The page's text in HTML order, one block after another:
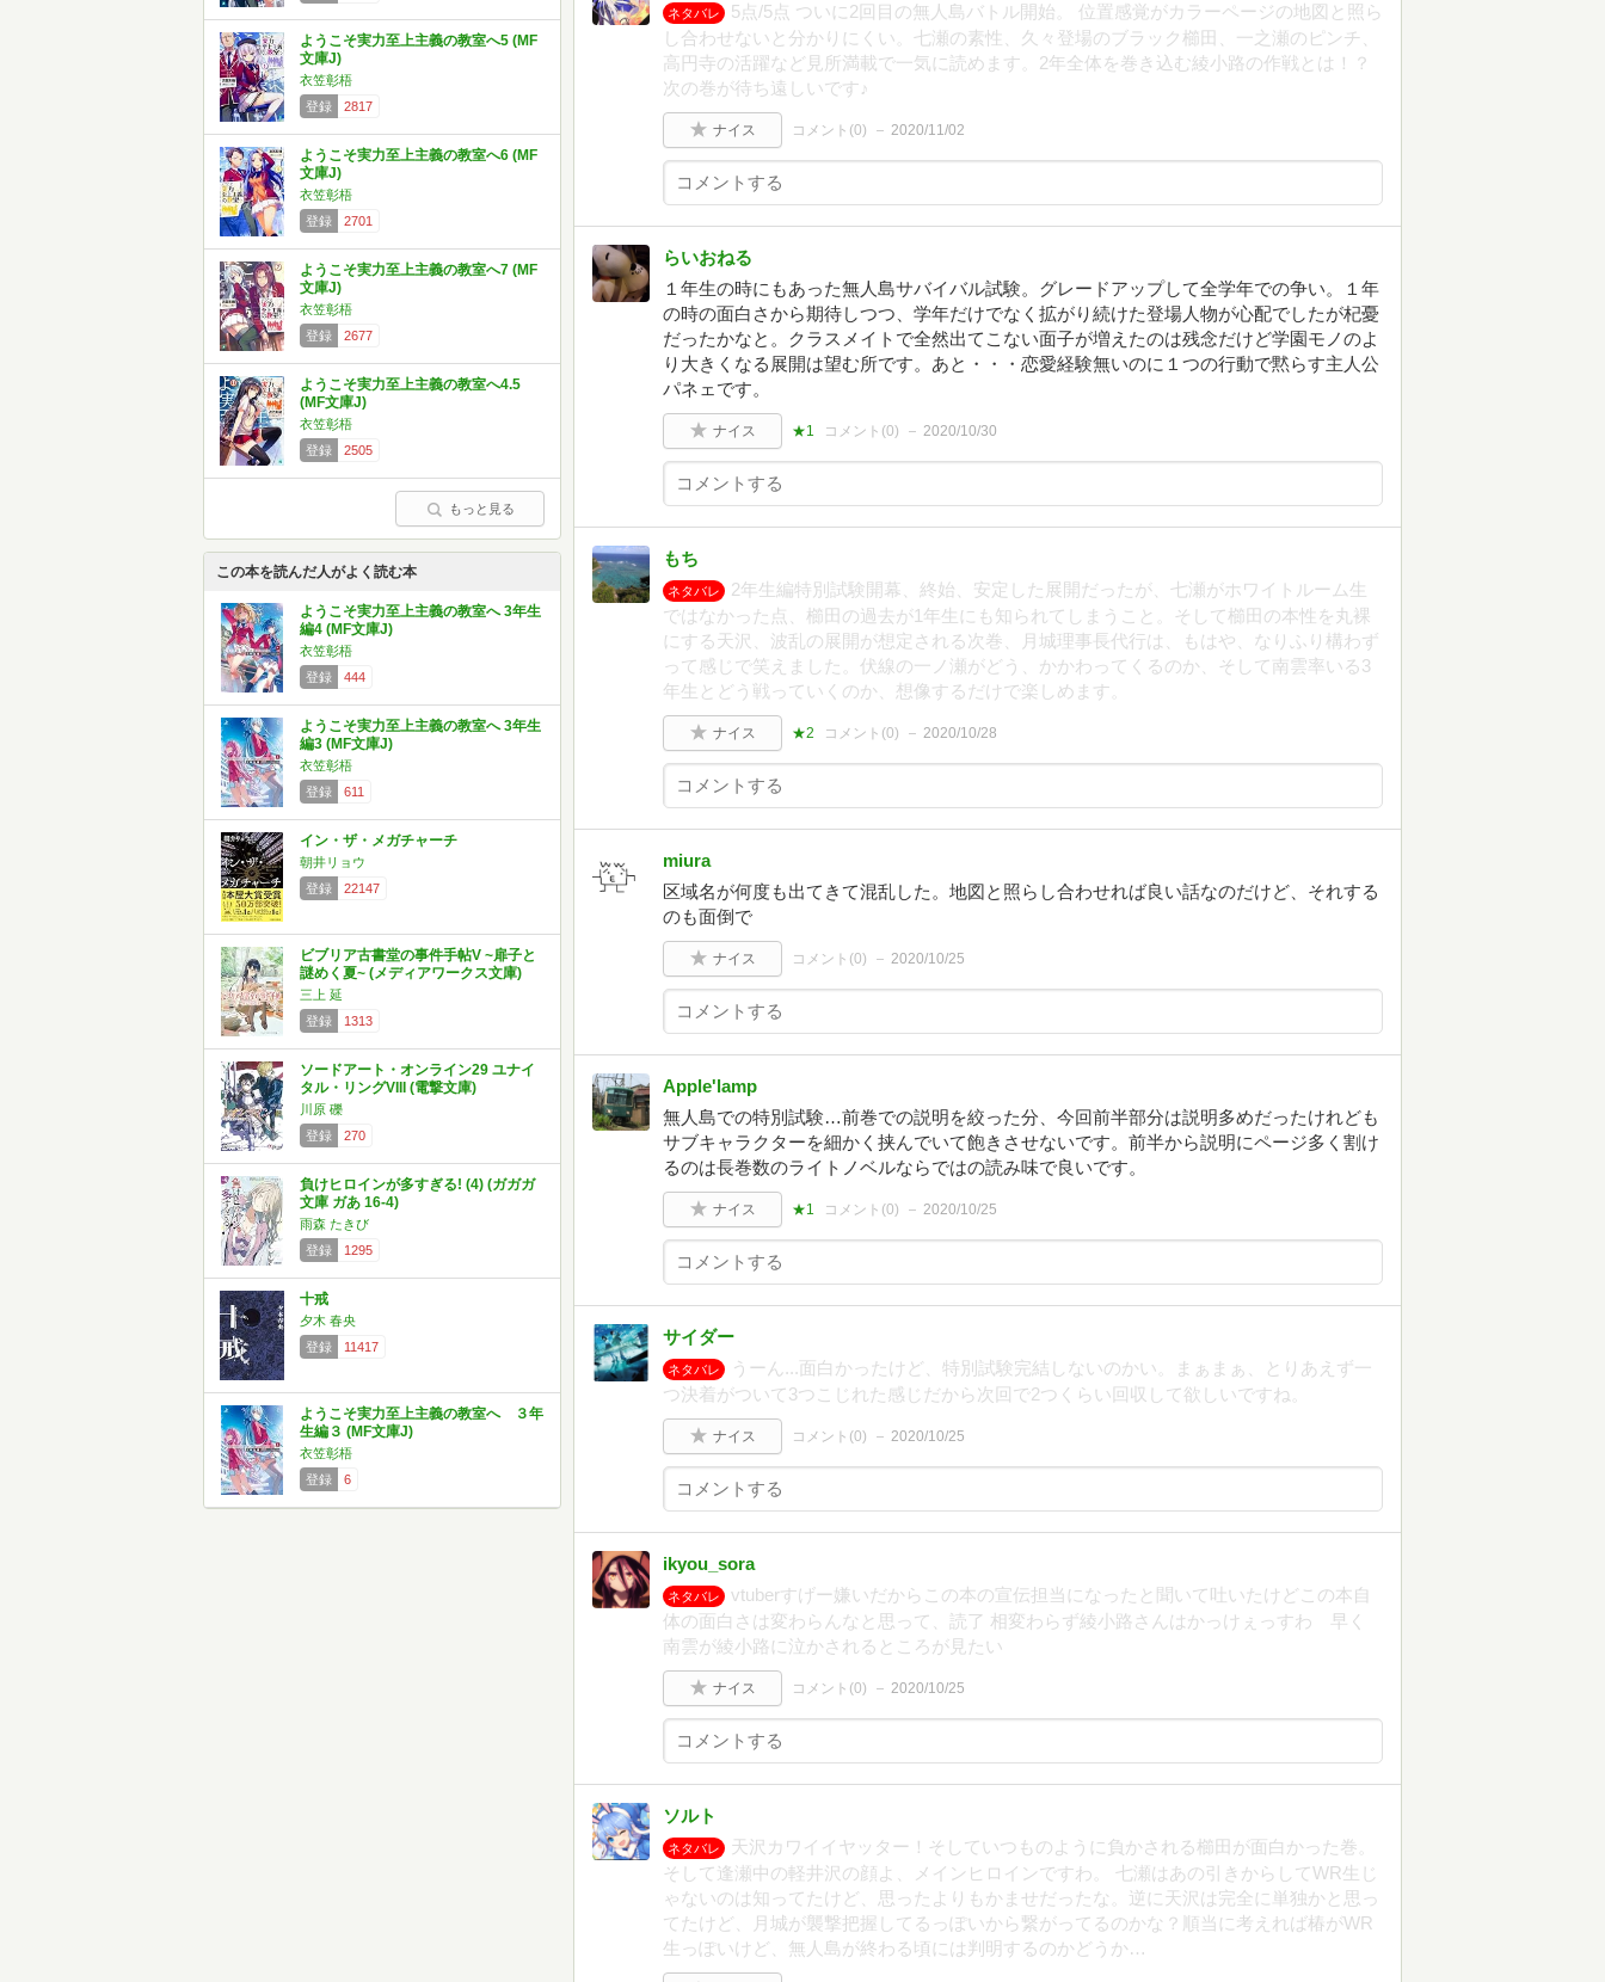
ようこそ実力至上主義の教室へ5 (MF
文庫J)
衣笠彰梧
登録
2817
ようこそ実力至上主義の教室へ6 (MF
文庫J)
衣笠彰梧
登録
2701
ようこそ実力至上主義の教室へ7 (MF
文庫J)
衣笠彰梧
登録
2677
ようこそ実力至上主義の教室へ4.5
(MF文庫J)
衣笠彰梧
登録
2505
もっと見る
この本を読んだ人がよく読む本
ようこそ実力至上主義の教室へ 3年生
編4 (MF文庫J)
衣笠彰梧
登録
444
ようこそ実力至上主義の教室へ 3年生
編3 (MF文庫J)
衣笠彰梧
登録
611
イン・ザ・メガチャーチ
朝井リョウ
登録
22147
ビブリア古書堂の事件手帖V ~扉子と
謎めく夏~ (メディアワークス文庫)
三上 延
登録
1313
ソードアート・オンライン29 ユナイ
タル・リングVIII (電撃文庫)
川原 礫
登録
270
負けヒロインが多すぎる! (4) (ガガガ
文庫 ガあ 16-4)
雨森 たきび
登録
1295
十戒
夕木 春央
登録
11417
ようこそ実力至上主義の教室へ ３年
生編３ (MF文庫J)
衣笠彰梧
登録
6
ネタバレ
5点/5点 ついに2回目の無人島バトル開始。 位置感覚がカラーページの地図と照ら
し合わせないと分かりにくい。七瀬の素性、久々登場のブラック櫛田、一之瀬のピンチ、
高円寺の活躍など見所満載で一気に読めます。2年全体を巻き込む綾小路の作戦とは！？
次の巻が待ち遠しいです♪
ナイス コメント(0) 2020/11/02
らいおねる
１年生の時にもあった無人島サバイバル試験。グレードアップして全学年での争い。１年
の時の面白さから期待しつつ、学年だけでなく拡がり続けた登場人物が心配でしたが杞憂
だったかなと。クラスメイトで全然出てこない面子が増えたのは残念だけど学園モノのよ
り大きくなる展開は望む所です。あと・・・恋愛経験無いのに１つの行動で黙らす主人公
パネェです。
ナイス ★1 コメント(0) 2020/10/30
もち
ネタバレ
2年生編特別試験開幕、終始、安定した展開だったが、七瀬がホワイトルーム生
ではなかった点、櫛田の過去が1年生にも知られてしまうこと。そして櫛田の本性を丸裸
にする天沢、波乱の展開が想定される次巻、月城理事長代行は、もはや、なりふり構わず
って感じで笑えました。伏線の一ノ瀬がどう、かかわってくるのか、そして南雲率いる3
年生とどう戦っていくのか、想像するだけで楽しめます。
ナイス ★2 コメント(0) 2020/10/28
miura
区域名が何度も出てきて混乱した。地図と照らし合わせれば良い話なのだけど、それする
のも面倒で
ナイス コメント(0) 2020/10/25
Apple'lamp
無人島での特別試験…前巻での説明を絞った分、今回前半部分は説明多めだったけれども
サブキャラクターを細かく挟んでいて飽きさせないです。前半から説明にページ多く割け
るのは長巻数のライトノベルならではの読み味で良いです。
ナイス ★1 コメント(0) 2020/10/25
サイダー
ネタバレ
うーん...面白かったけど、特別試験完結しないのかい。まぁまぁ、とりあえず一
つ決着がついて3つこじれた感じだから次回で2つくらい回収して欲しいですね。
ナイス コメント(0) 2020/10/25
ikyou_sora
ネタバレ
vtuberすげー嫌いだからこの本の宣伝担当になったと聞いて吐いたけどこの本自
体の面白さは変わらんなと思って、読了 相変わらず綾小路さんはかっけぇっすわ 早く
南雲が綾小路に泣かされるところが見たい
ナイス コメント(0) 2020/10/25
ソルト
ネタバレ
天沢カワイイヤッター！そしていつものように負かされる櫛田が面白かった巻。
そして逢瀬中の軽井沢の顔よ、メインヒロインですわ。 七瀬はあの引きからしてWR生じ
ゃないのは知ってたけど、思ったよりもかませだったな。逆に天沢は完全に単独かと思っ
てたけど、月城が襲撃把握してるっぽいから繋がってるのかな？順当に考えれば椿がWR
生っぽいけど、無人島が終わる頃には判明するのかどうか…